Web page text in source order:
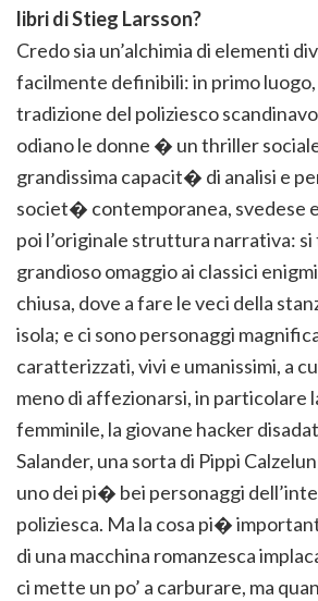
libri di Stieg Larsson?
Credo sia un’alchimia di elementi
facilmente definibili: in primo
tradizione del poliziesco
odiano le donne � un thriller
grandissima capacit� di analisi e
societ� contemporanea, svedese
poi l’originale struttura narrativa:
grandioso omaggio ai classici
chiusa, dove a fare le veci della
isola; e ci sono personaggi
caratterizzati, vivi e umanissimi, a
meno di affezionarsi, in particolare
femminile, la giovane hacker
Salander, una sorta di Pippi
uno dei pi� bei personaggi
poliziesca. Ma la cosa pi�
di una macchina romanzesca
ci mette un po’ a carburare, ma